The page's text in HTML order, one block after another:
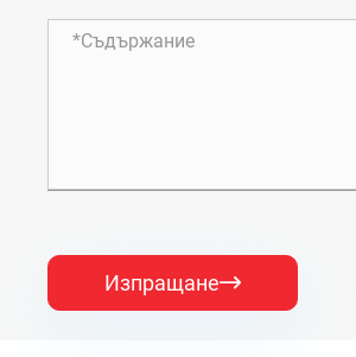
Изпращане